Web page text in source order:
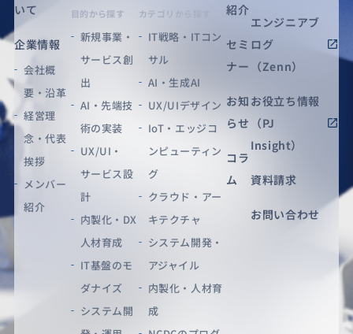
いて
企業情報
会社概
要・沿革
経営理
念・代表
挨拶
メンバー
紹介
目的から探す
新規事業・
サービス創
出
AI・先端技
術の実装
UX/UI・
サービス設
計
内製化・DX
人材育成
IT基盤のモ
ダナイズ
システム開
カテゴリから探す
IT戦略・ITコン
サル
AI・生成AI
UX/UIデザイン
IoT・エッジコ
ンピューティン
グ
クラウド・アー
キテクチャ
システム開発・
アジャイル
内製化・人材育
成
紹介
セミ
ナー
お知
らせ
コラ
ム
エンジニアブ
ログ
（Zenn）
お役立ち情報
（PJ
Insight）
資料請求
お問い合わせ